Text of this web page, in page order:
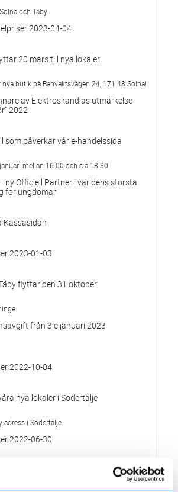
och Täby
2023-04-04
20 mars till nya lokaler
butik på Banvaktsvägen 24, 171 48 Solna!
av Elektroskandias utmärkelse
2022
som påverkar vår e-handelssida
mellan 16.00 och c:a 18.30
ny Officiell Partner i världens största
för ungdomar
Kassasidan
2023-01-03
flyttar den 31 oktober
från 3:e januari 2023
2022-10-04
nya lokaler i Södertälje
adress i Södertälje
2022-06-30
av Charge Amps produkter